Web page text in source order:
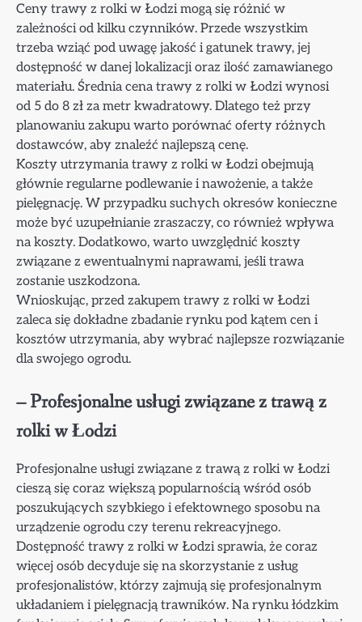
Ceny trawy z rolki w Łodzi mogą się różnić w
zależności od kilku czynników. Przede wszystkim
trzeba wziąć pod uwagę jakość i gatunek trawy, jej
dostępność w danej lokalizacji oraz ilość zamawianego
materiału. Średnia cena trawy z rolki w Łodzi wynosi
od 5 do 8 zł za metr kwadratowy. Dlatego też przy
planowaniu zakupu warto porównać oferty różnych
dostawców, aby znaleźć najlepszą cenę.
Koszty utrzymania trawy z rolki w Łodzi obejmują
głównie regularne podlewanie i nawożenie, a także
pielęgnację. W przypadku suchych okresów konieczne
może być uzupełnianie zraszaczy, co również wpływa
na koszty. Dodatkowo, warto uwzględnić koszty
związane z ewentualnymi naprawami, jeśli trawa
zostanie uszkodzona.
Wnioskując, przed zakupem trawy z rolki w Łodzi
zaleca się dokładne zbadanie rynku pod kątem cen i
kosztów utrzymania, aby wybrać najlepsze rozwiązanie
dla swojego ogrodu.
– Profesjonalne usługi związane z trawą z
rolki w Łodzi
Profesjonalne usługi związane z trawą z rolki w Łodzi
cieszą się coraz większą popularnością wśród osób
poszukujących szybkiego i efektownego sposobu na
urządzenie ogrodu czy terenu rekreacyjnego.
Dostępność trawy z rolki w Łodzi sprawia, że coraz
więcej osób decyduje się na skorzystanie z usług
profesjonalistów, którzy zajmują się profesjonalnym
układaniem i pielęgnacją trawników. Na rynku łódzkim